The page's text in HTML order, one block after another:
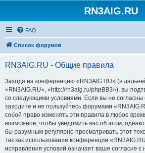
RN3AIG.RU
FAQ
Список форумов
RN3AIG.RU - Общие правила
Заходя на конференцию «RN3AIG.RU» (в
«RN3AIG.RU», «http://rn3aig.ru/phpBB3»), вы
со следующими условиями. Если вы не согласны
заходите и не пользуйтесь форумами
собой право изменять эти правила в любое
возможное, чтобы уведомить вас об этом,
бы разумным регулярно просматривать этот
так как использование конференции
исправления условий означает ваше согласие с